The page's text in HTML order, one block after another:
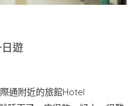
遊
通附近的旅館Hotel